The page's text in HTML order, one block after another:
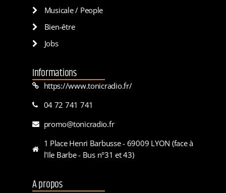
Musicale / People
Bien-être
Jobs
Informations
https://www.tonicradio.fr/
04 72 741 741
promo@tonicradio.fr
1 Place Henri Barbusse - 69009 LYON (face à
l'Ile Barbe - Bus n°31 et 43)
A propos